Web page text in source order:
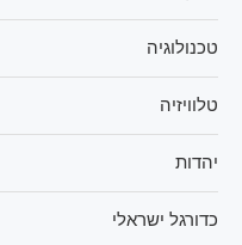
טכנולוגיה
טלוויזיה
יהדות
כדורגל ישראלי